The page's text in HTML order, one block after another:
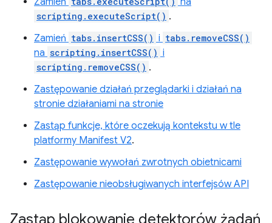
scripting.executeScript() .
Zamień tabs.insertCSS() i tabs.removeCSS()
na scripting.insertCSS() i
scripting.removeCSS() .
Zastępowanie działań przeglądarki i działań na
stronie działaniami na stronie
Zastąp funkcje, które oczekują kontekstu w tle
platformy Manifest V2.
Zastępowanie wywołań zwrotnych obietnicami
Zastępowanie nieobsługiwanych interfejsów API
Zastąp blokowanie detektorów żądań